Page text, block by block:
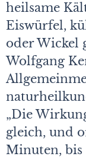
heilsame
Eiswürfel,
oder Wickel
Wolfgang
„Die
gleich, und
Minuten, bis